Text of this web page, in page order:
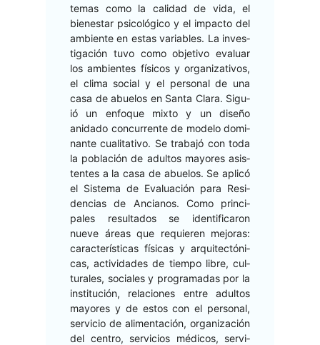
temas como la cal­i­dad de vida, el
bien­es­tar psi­cológi­co y el impacto del
ambi­ente en estas vari­ables. La inves­
ti­gación tuvo como obje­ti­vo eval­u­ar
los ambi­entes físi­cos y orga­ni­za­tivos,
el cli­ma social y el per­son­al de una
casa de abue­los en San­ta Clara. Sigu­
ió un enfoque mix­to y un dis­eño
anida­do con­cur­rente de mod­e­lo dom­i­
nante cual­i­ta­ti­vo. Se tra­ba­jó con toda
la población de adul­tos may­ores asis­
tentes a la casa de abue­los. Se aplicó
el Sis­tema de Eval­u­ación para Res­i­
den­cias de Ancianos. Como prin­ci­
pales resul­ta­dos se iden­ti­fi­caron
nueve áreas que requieren mejo­ras:
car­ac­terís­ti­cas físi­cas y arqui­tec­tóni­
cas, activi­dades de tiem­po libre, cul­
tur­ales, sociales y pro­gra­madas por la
insti­tu­ción, rela­ciones entre adul­tos
may­ores y de estos con el per­son­al,
ser­vi­cio de ali­mentación, orga­ni­zación
del cen­tro, ser­vi­cios médi­cos, ser­vi­